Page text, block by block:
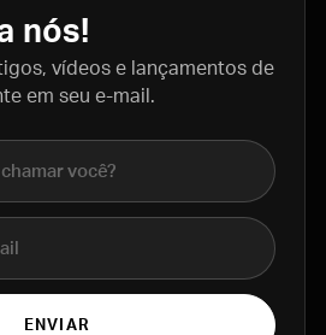
nós!
vídeos e lançamentos de
em seu e-mail.
ENVIAR